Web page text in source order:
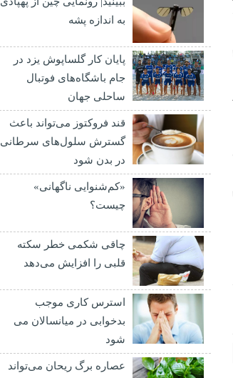
به اندازه پشه
پایان کار گلساپوش یزد در
جام باشگاه‌های فوتبال
ساحلی جهان
قند فروکتوز می‌تواند باعث
گسترش سلول‌های سرطانی
در بدن شود
«کم‌شنوایی ناگهانی»
چیست؟
چاقی شکمی خطر سکته
قلبی را افزایش می‌دهد
استرس کاری موجب
بدخوابی در میانسالان می
شود
عصاره برگ ریحان می‌تواند